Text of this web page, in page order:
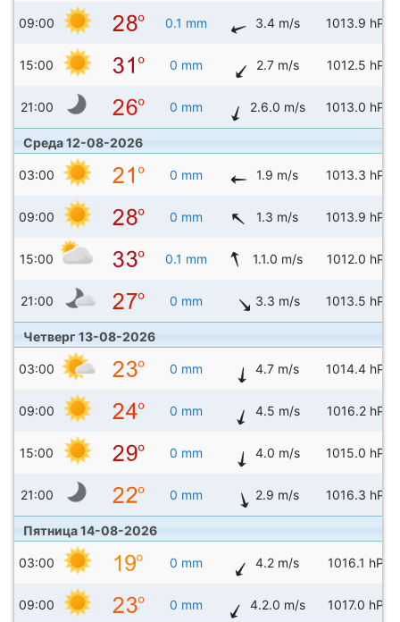
09:00 0.1 mm 3.4 m/s 1013.9 hPa
15:00 0 mm 2.7 m/s 1012.5 hPa
21:00 0 mm 2.6.0 m/s 1013.0 hPa
Среда 12-08-2026
03:00 0 mm 1.9 m/s 1013.3 hPa
09:00 0 mm 1.3 m/s 1013.9 hPa
15:00 0.1 mm 1.1.0 m/s 1012.0 hPa
21:00 0 mm 3.3 m/s 1013.5 hPa
Четверг 13-08-2026
03:00 0 mm 4.7 m/s 1014.4 hPa
09:00 0 mm 4.5 m/s 1016.2 hPa
15:00 0 mm 4.0 m/s 1015.0 hPa
21:00 0 mm 2.9 m/s 1016.3 hPa
Пятница 14-08-2026
03:00 0 mm 4.2 m/s 1016.1 hPa
09:00 0 mm 4.2.0 m/s 1017.0 hPa